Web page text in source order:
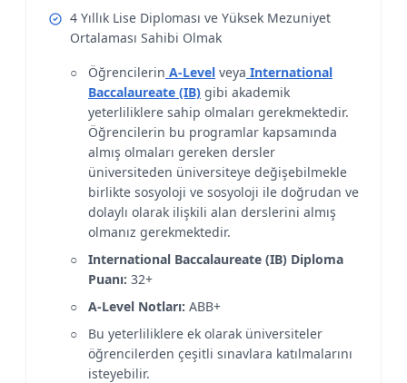
4 Yıllık Lise Diploması ve Yüksek Mezuniyet
Ortalaması Sahibi Olmak
Öğrencilerin A-Level veya International
Baccalaureate (IB) gibi akademik
yeterliliklere sahip olmaları gerekmektedir.
Öğrencilerin bu programlar kapsamında
almış olmaları gereken dersler
üniversiteden üniversiteye değişebilmekle
birlikte sosyoloji ve sosyoloji ile doğrudan ve
dolaylı olarak ilişkili alan derslerini almış
olmanız gerekmektedir.
International Baccalaureate (IB) Diploma
Puanı: 32+
A-Level Notları: ABB+
Bu yeterliliklere ek olarak üniversiteler
öğrencilerden çeşitli sınavlara katılmalarını
isteyebilir.